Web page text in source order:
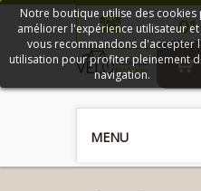
MENU
Notre boutique utilise des cookies
améliorer l'expérience utilisateur
vous recommandons d'accepter
utilisation pour profiter pleinement
navigation.